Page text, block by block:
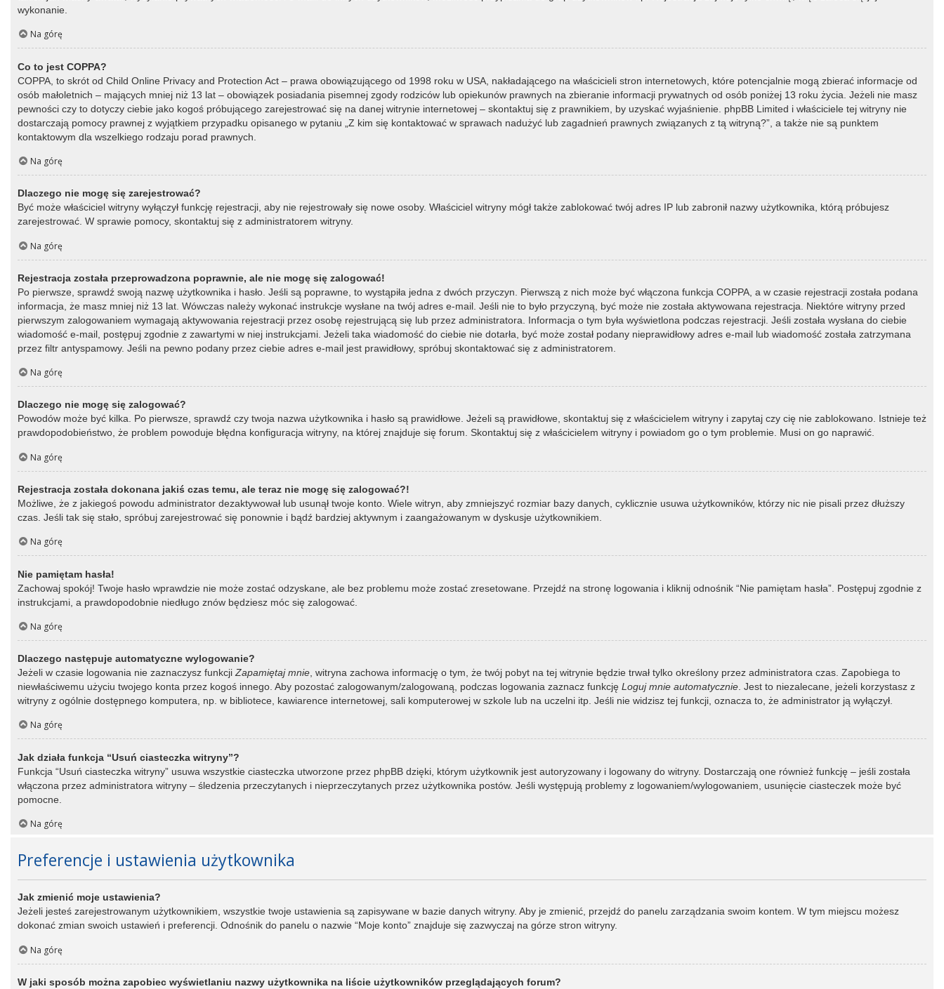
wykonanie.
Na górę
Co to jest COPPA?
COPPA, to skrót od Child Online Privacy and Protection Act – prawa obowiązującego od 1998 roku w USA, nakładającego na właścicieli stron internetowych, które potencjalnie mogą zbierać informacje od
osób małoletnich – mających mniej niż 13 lat – obowiązek posiadania pisemnej zgody rodziców lub opiekunów prawnych na zbieranie informacji prywatnych od osób poniżej 13 roku życia. Jeżeli nie masz
pewności czy to dotyczy ciebie jako kogoś próbującego zarejestrować się na danej witrynie internetowej – skontaktuj się z prawnikiem, by uzyskać wyjaśnienie. phpBB Limited i właściciele tej witryny nie
dostarczają pomocy prawnej z wyjątkiem przypadku opisanego w pytaniu „Z kim się kontaktować w sprawach nadużyć lub zagadnień prawnych związanych z tą witryną?”, a także nie są punktem
kontaktowym dla wszelkiego rodzaju porad prawnych.
Na górę
Dlaczego nie mogę się zarejestrować?
Być może właściciel witryny wyłączył funkcję rejestracji, aby nie rejestrowały się nowe osoby. Właściciel witryny mógł także zablokować twój adres IP lub zabronił nazwy użytkownika, którą próbujesz
zarejestrować. W sprawie pomocy, skontaktuj się z administratorem witryny.
Na górę
Rejestracja została przeprowadzona poprawnie, ale nie mogę się zalogować!
Po pierwsze, sprawdź swoją nazwę użytkownika i hasło. Jeśli są poprawne, to wystąpiła jedna z dwóch przyczyn. Pierwszą z nich może być włączona funkcja COPPA, a w czasie rejestracji została podana
informacja, że masz mniej niż 13 lat. Wówczas należy wykonać instrukcje wysłane na twój adres e-mail. Jeśli nie to było przyczyną, być może nie została aktywowana rejestracja. Niektóre witryny przed
pierwszym zalogowaniem wymagają aktywowania rejestracji przez osobę rejestrującą się lub przez administratora. Informacja o tym była wyświetlona podczas rejestracji. Jeśli została wysłana do ciebie
wiadomość e-mail, postępuj zgodnie z zawartymi w niej instrukcjami. Jeżeli taka wiadomość do ciebie nie dotarła, być może został podany nieprawidłowy adres e-mail lub wiadomość została zatrzymana
przez filtr antyspamowy. Jeśli na pewno podany przez ciebie adres e-mail jest prawidłowy, spróbuj skontaktować się z administratorem.
Na górę
Dlaczego nie mogę się zalogować?
Powodów może być kilka. Po pierwsze, sprawdź czy twoja nazwa użytkownika i hasło są prawidłowe. Jeżeli są prawidłowe, skontaktuj się z właścicielem witryny i zapytaj czy cię nie zablokowano. Istnieje też
prawdopodobieństwo, że problem powoduje błędna konfiguracja witryny, na której znajduje się forum. Skontaktuj się z właścicielem witryny i powiadom go o tym problemie. Musi on go naprawić.
Na górę
Rejestracja została dokonana jakiś czas temu, ale teraz nie mogę się zalogować?!
Możliwe, że z jakiegoś powodu administrator dezaktywował lub usunął twoje konto. Wiele witryn, aby zmniejszyć rozmiar bazy danych, cyklicznie usuwa użytkowników, którzy nic nie pisali przez dłuższy
czas. Jeśli tak się stało, spróbuj zarejestrować się ponownie i bądź bardziej aktywnym i zaangażowanym w dyskusje użytkownikiem.
Na górę
Nie pamiętam hasła!
Zachowaj spokój! Twoje hasło wprawdzie nie może zostać odzyskane, ale bez problemu może zostać zresetowane. Przejdź na stronę logowania i kliknij odnośnik “Nie pamiętam hasła”. Postępuj zgodnie z
instrukcjami, a prawdopodobnie niedługo znów będziesz móc się zalogować.
Na górę
Dlaczego następuje automatyczne wylogowanie?
Jeżeli w czasie logowania nie zaznaczysz funkcjiZapamiętaj mnie, witryna zachowa informację o tym, że twój pobyt na tej witrynie będzie trwał tylko określony przez administratora czas. Zapobiega to
niewłaściwemu użyciu twojego konta przez kogoś innego. Aby pozostać zalogowanym/zalogowaną, podczas logowania zaznacz funkcję Loguj mnie automatycznie. Jest to niezalecane, jeżeli korzystasz z
witryny z ogólnie dostępnego komputera, np. w bibliotece, kawiarence internetowej, sali komputerowej w szkole lub na uczelni itp. Jeśli nie widzisz tej funkcji, oznacza to, że administrator ją wyłączył.
Na górę
Jak działa funkcja “Usuń ciasteczka witryny”?
Funkcja “Usuń ciasteczka witryny” usuwa wszystkie ciasteczka utworzone przez phpBB dzięki, którym użytkownik jest autoryzowany i logowany do witryny. Dostarczają one również funkcję – jeśli została
włączona przez administratora witryny – śledzenia przeczytanych i nieprzeczytanych przez użytkownika postów. Jeśli występują problemy z logowaniem/wylogowaniem, usunięcie ciasteczek może być
pomocne.
Na górę
Preferencje i ustawienia użytkownika
Jak zmienić moje ustawienia?
Jeżeli jesteś zarejestrowanym użytkownikiem, wszystkie twoje ustawienia są zapisywane w bazie danych witryny. Aby je zmienić, przejdź do panelu zarządzania swoim kontem. W tym miejscu możesz
dokonać zmian swoich ustawień i preferencji. Odnośnik do panelu o nazwie “Moje konto” znajduje się zazwyczaj na górze stron witryny.
Na górę
W jaki sposób można zapobiec wyświetlaniu nazwy użytkownika na liście użytkowników przeglądających forum?